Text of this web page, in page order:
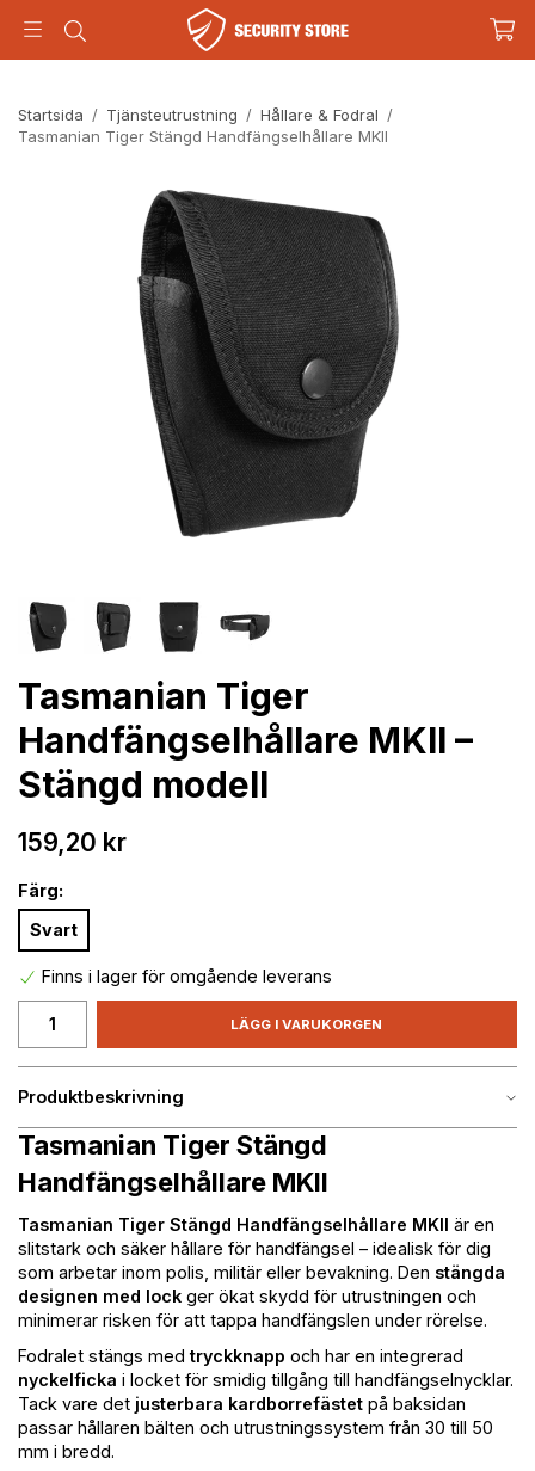
Startsida / Tjänsteutrustning / Hållare & Fodral /
Tasmanian Tiger Stängd Handfängselhållare MKII
Tasmanian Tiger
Handfängselhållare MKII –
Stängd modell
159,20 kr
Färg:
Svart
Finns i lager för omgående leverans
LÄGG I VARUKORGEN
Produktbeskrivning
Tasmanian Tiger Stängd
Handfängselhållare MKII
Tasmanian Tiger Stängd Handfängselhållare MKII är en
slitstark och säker hållare för handfängsel – idealisk för dig
som arbetar inom polis, militär eller bevakning. Den stängda
designen med lock ger ökat skydd för utrustningen och
minimerar risken för att tappa handfängslen under rörelse.
Fodralet stängs medtryckknapp och har en integrerad
nyckelficka i locket för smidig tillgång till handfängselnycklar.
Tack vare det justerbara kardborrefästet på baksidan
passar hållaren bälten och utrustningssystem från 30 till 50
mm i bredd.